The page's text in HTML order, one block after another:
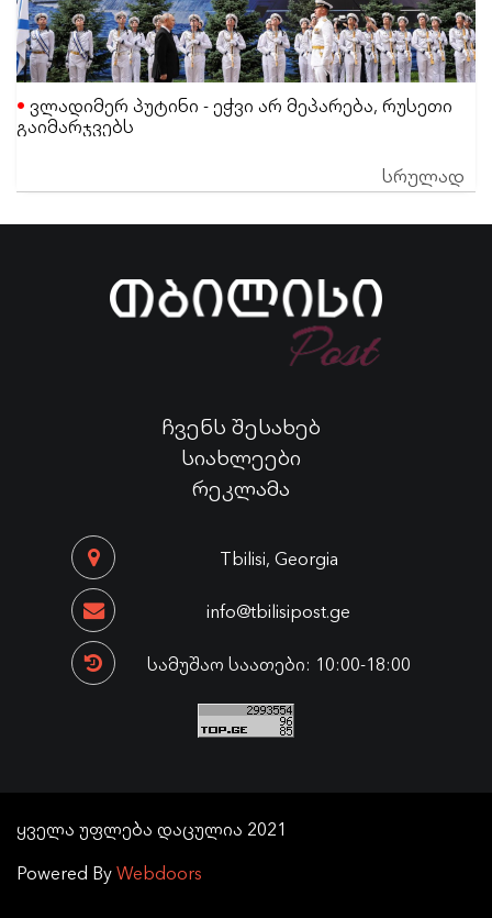
ვლადიმერ პუტინი - ეჭვი არ მეპარება, რუსეთი
გაიმარჯვებს
სრულად
ჩვენს შესახებ
სიახლეები
რეკლამა
Tbilisi, Georgia
info@tbilisipost.ge
სამუშაო საათები: 10:00-18:00
ყველა უფლება დაცულია 2021
Powered ByWebdoors